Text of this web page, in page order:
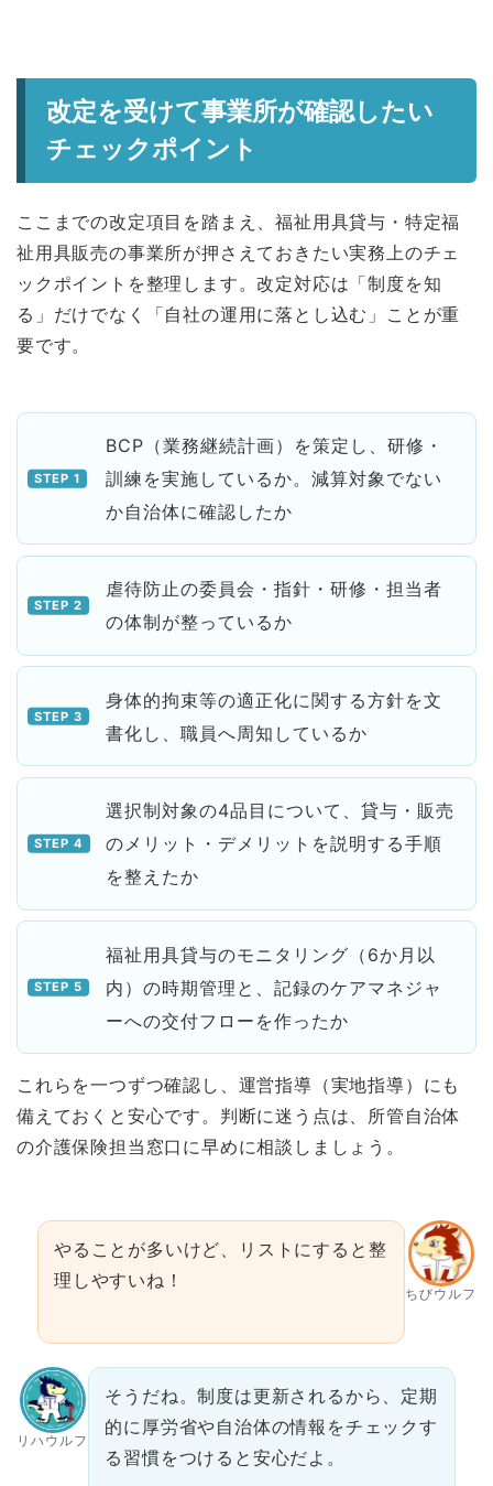
改定を受けて事業所が確認したい
チェックポイント
ここまでの改定項目を踏まえ、福祉用具貸与・特定福
祉用具販売の事業所が押さえておきたい実務上のチェ
ックポイントを整理します。改定対応は「制度を知
る」だけでなく「自社の運用に落とし込む」ことが重
要です。
BCP（業務継続計画）を策定し、研修・
訓練を実施しているか。減算対象でない
か自治体に確認したか
虐待防止の委員会・指針・研修・担当者
の体制が整っているか
身体的拘束等の適正化に関する方針を文
書化し、職員へ周知しているか
選択制対象の4品目について、貸与・販売
のメリット・デメリットを説明する手順
を整えたか
福祉用具貸与のモニタリング（6か月以
内）の時期管理と、記録のケアマネジャ
ーへの交付フローを作ったか
これらを一つずつ確認し、運営指導（実地指導）にも
備えておくと安心です。判断に迷う点は、所管自治体
の介護保険担当窓口に早めに相談しましょう。
ちびウルフ
やることが多いけど、リストにすると整
理しやすいね！
リハウルフ
そうだね。制度は更新されるから、定期
的に厚労省や自治体の情報をチェックす
る習慣をつけると安心だよ。